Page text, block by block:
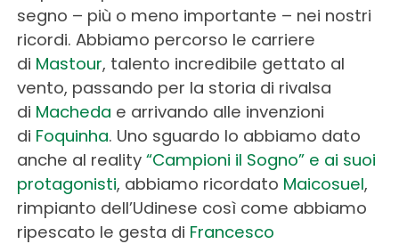
segno – più o meno importante – nei nostri
ricordi. Abbiamo percorso le carriere
di Mastour, talento incredibile gettato al
vento, passando per la storia di rivalsa
di Macheda e arrivando alle invenzioni
di Foquinha. Uno sguardo lo abbiamo dato
anche al reality “Campioni il Sogno” e ai suoi
protagonisti, abbiamo ricordato Maicosuel,
rimpianto dell’Udinese così come abbiamo
ripescato le gesta di Francesco